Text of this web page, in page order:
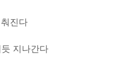
진다
지나간다